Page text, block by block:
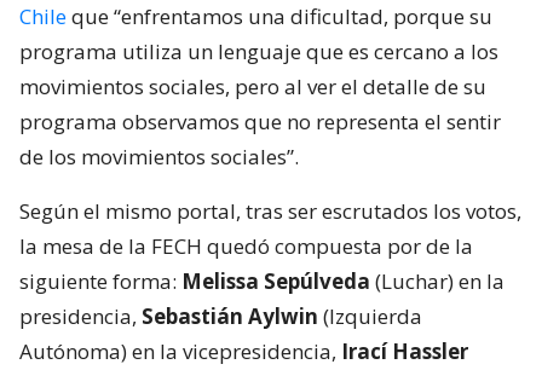
Chileque “enfrentamos una dificultad, porque su
programa utiliza un lenguaje que es cercano a los
movimientos sociales, pero al ver el detalle de su
programa observamos que no representa el sentir
de los movimientos sociales”.
Según el mismo portal, tras ser escrutados los votos,
la mesa de la FECH quedó compuesta por de la
siguiente forma: Melissa Sepúlveda (Luchar) en la
presidencia, Sebastián Aylwin (Izquierda
Autónoma) en la vicepresidencia, Irací Hassler